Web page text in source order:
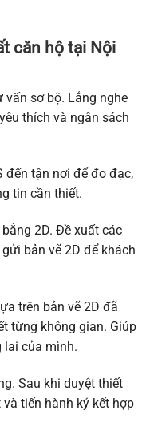
căn hộ tại Nội
vấn sơ bộ. Lắng nghe
thích và ngân sách
đến tận nơi để đo đạc,
tin cần thiết.
2D. Đề xuất các
bản vẽ 2D để khách
trên bản vẽ 2D đã
từng không gian. Giúp
lai của mình.
Sau khi duyệt thiết
tiến hành ký kết hợp